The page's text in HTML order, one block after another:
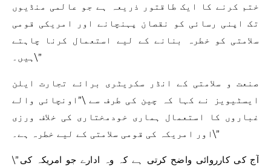
ختم کرنے کا ایک طاقتور ذریعہ ہے جو عالمی منڈیوں
تک اپنی رسائی کو نقصان پہنچانے اور امریکی قومی
سلامتی کو خطرہ بنانے کے لیے استعمال کرنا چاہتے
ہیں۔\”
صنعت و سلامتی کے انڈر سکریٹری برائے تجارت ایلن
ایسٹیویز نے کہا کہ چین کی طرف سے \”اونچائی والے
غباروں کا استعمال ہماری خودمختاری کی خلاف ورزی
اور امریکہ کی قومی سلامتی کے لیے خطرہ ہے۔\”
\”آج کی کارروائی واضح کرتی ہے کہ وہ ادارے جو امریکہ کی